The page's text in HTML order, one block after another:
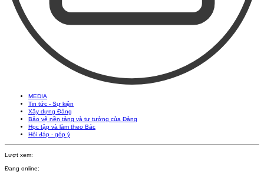
MEDIA
Tin tức - Sự kiện
Xây dựng Đảng
Bảo vệ nền tảng và tư tưởng của Đảng
Học tập và làm theo Bác
Hỏi đáp - góp ý
Lượt xem:
Đang online: